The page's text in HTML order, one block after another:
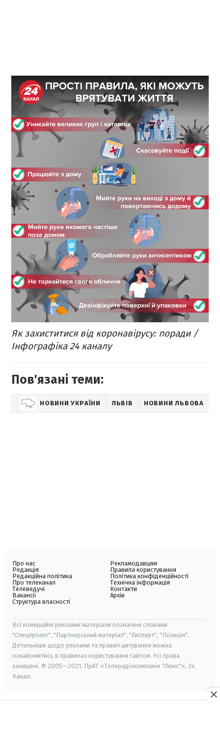
Як захиститися від коронавірусу: поради /
Інфографіка 24 каналу
Пов'язані теми:
НОВИНИ УКРАЇНИ ЛЬВІВ НОВИНИ ЛЬВОВА
Про нас
Редакція
Редакційна політика
Про телеканал
Телеведучі
Вакансії
Структура власності
Рекламодавцям
Правила користування
Політика конфіденційності
Технічна інформація
Контакти
Архів
Всі комерційні рекламні матеріали позначені словами
"Спецпроєкт", "Партнерський матеріал", "Експерт", "Позиція".
Детальніше щодо реклами та правил цитування можна
ознайомитись в правилах користування сайтом. Усі права
захищені. © 2005—2021, ПрАТ «Телерадіокомпанія "Люкс"», 24
Канал.